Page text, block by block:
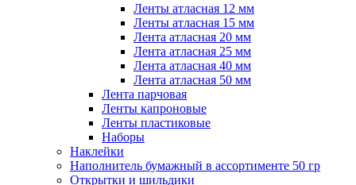
Ленты атласная 12 мм
Ленты атласная 15 мм
Лента атласная 20 мм
Лента атласная 25 мм
Лента атласная 40 мм
Лента атласная 50 мм
Лента парчовая
Ленты капроновые
Ленты пластиковые
Наборы
Наклейки
Наполнитель бумажный в ассортименте 50 гр
Открытки и шильдики